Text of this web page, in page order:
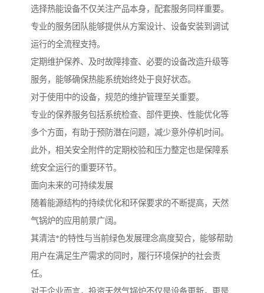
选择热能设备不仅关注产品本身，配套服务同样重要。
专业的服务团队能够提供从方案设计、设备安装到调试
运行的全流程支持。
定期维护保养、及时故障排查、必要的设备改造升级等
服务，能够确保热能系统始终处于良好状态。
对于使用中的设备，规范的维护管理至关重要。
专业的保养服务包括系统检查、部件更换、性能优化等
多个方面，有助于预防潜在问题，减少意外停机时间。
此外，相关安全附件的定期校验和压力整定也是保障系
统安全运行的重要环节。
面向未来的可持续发展
随着能源结构的持续优化和环保要求的不断提高，天然
气锅炉的应用前景广阔。
其清洁*的特性与当前绿色发展理念高度契合，能够帮助
用户在满足生产需求的同时，履行环境保护的社会责
任。